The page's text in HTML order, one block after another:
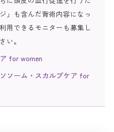
」も含んだ背術内容になっ
用できるモニターも募集し
い。
for women
ソーム・スカルプケア for